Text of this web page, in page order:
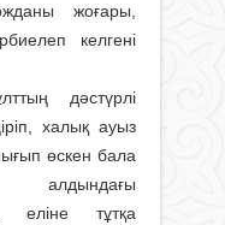
жоғары,
келгені
дәстүрлі
халық ауыз
өскен бала
алдындағы
еліне тұтқа